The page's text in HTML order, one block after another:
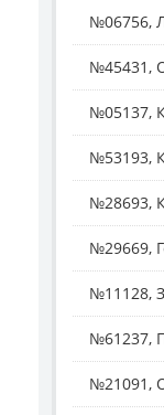
№06756,
№45431,
№05137,
№53193,
№28693,
№29669,
№11128,
№61237,
№21091,